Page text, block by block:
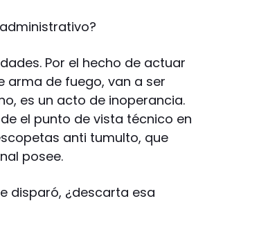
Por el hecho de actuar
arma de fuego, van a ser
es un acto de inoperancia.
el punto de vista técnico en
anti tumulto, que
posee.
disparó, ¿descarta esa